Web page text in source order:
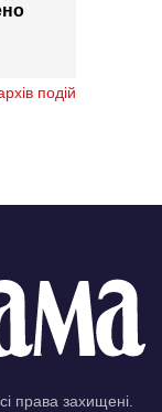
подій
права захищені.